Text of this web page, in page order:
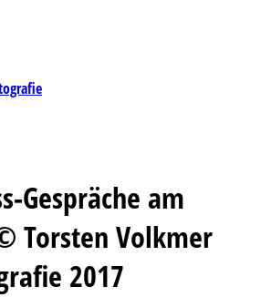
Gespräche am
Torsten Volkmer
2017